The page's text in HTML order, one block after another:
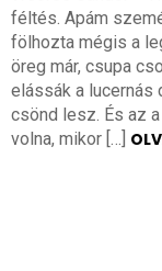
féltés. Apám
fölhozta mégis a
öreg már, csupa
elássák a lucernás
csönd lesz. És az
volna, mikor […]